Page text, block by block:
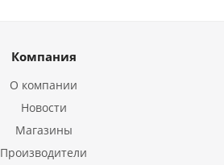
Компания
О компании
Новости
Магазины
Производители